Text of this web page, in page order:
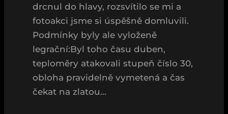
drcnul do hlavy, rozsvítilo se mi a
fotoakci jsme si úspěšně domluvili.
Podmínky byly ale vyloženě
legrační:Byl toho času duben,
teploměry atakovali stupeň číslo 30,
obloha pravidelně vymetená a čas
čekat na zlatou…